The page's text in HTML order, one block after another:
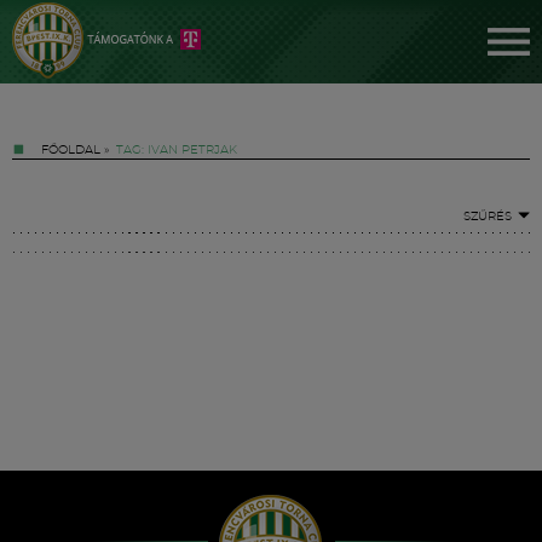
FŐOLDAL » TAG: IVAN PETRJAK
SZŰRÉS
Hírek